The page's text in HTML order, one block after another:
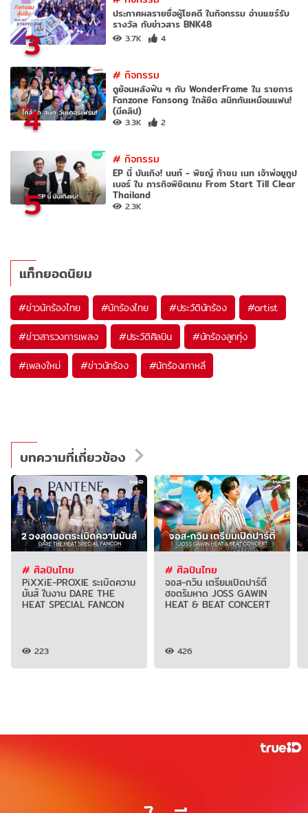
3
ประกาศผลรายชื่อผู้โชคดี ในกิจกรรม อ่านแชร์รับ
รางวัล กับข่าวสาร BNK48
3.7K 4
4
#กิจกรรม
ดูย้อนหลังฟิน ๆ กับ WonderFrame ใน รายการ
Fanzone Fansong ใกล้ชิด สนิทกันเหมือนแฟน!
(มีคลิป)
3.3K 2
5
#กิจกรรม
EP นี้ บันเทิง! นนท์ - พิชญ์ ท้าชน เนท เจ้าพ่อยูทูป
เบอร์ ใน ภารกิจพิชิตเกม From Start Till Clear
Thailand
2.3K
แท็กยอดนิยม
#ข่าวนักร้องไทย #นักร้องไทย #ประวัตินักร้อง #artist
#ข่าวสารวงการเพลง #ประวัติศิลปิน #นักร้องลูกทุ่ง
#เพลงใหม่ #ข่าวนักร้อง #นักร้องเกาหลี
บทความที่เกี่ยวข้อง
# ศิลปินไทย
PiXXiE-PROXIE ระเบิดความ
มันส์ ในงาน DARE THE
HEAT SPECIAL FANCON
223
# ศิลปินไทย
จอส-กวิน เตรียมเปิดปาร์ตี้
ฮอตริมหาด JOSS GAWIN
HEAT & BEAT CONCERT
426